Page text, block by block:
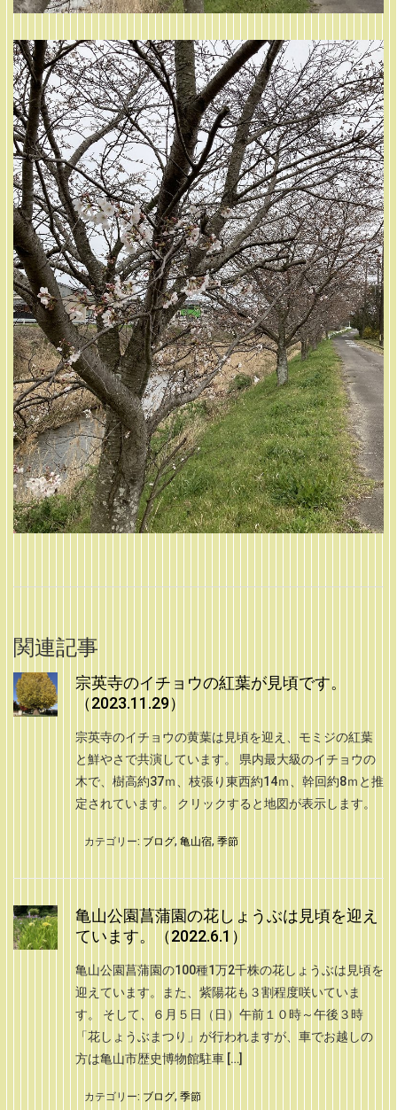
関連記事
宗英寺のイチョウの紅葉が見頃です。
（2023.11.29）
宗英寺のイチョウの黄葉は見頃を迎え、モミジの紅葉
と鮮やさで共演しています。 県内最大級のイチョウの
木で、樹高約37ｍ、枝張り東西約14ｍ、幹回約8ｍと推
定されています。 クリックすると地図が表示します。
カテゴリー: ブログ, 亀山宿, 季節
亀山公園菖蒲園の花しょうぶは見頃を迎え
ています。（2022.6.1）
亀山公園菖蒲園の100種1万2千株の花しょうぶは見頃を
迎えています。また、紫陽花も３割程度咲いていま
す。 そして、６月５日（日）午前１０時～午後３時
「花しょうぶまつり」が行われますが、車でお越しの
方は亀山市歴史博物館駐車 […]
カテゴリー: ブログ, 季節